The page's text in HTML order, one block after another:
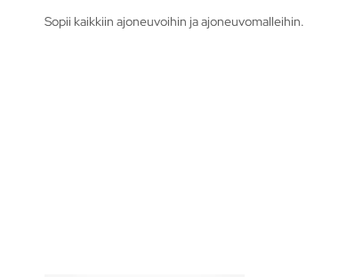
Sopii kaikkiin ajoneuvoihin ja ajoneuvomalleihin.